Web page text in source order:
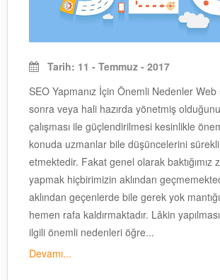
Tarih: 11 - Temmuz - 2017
SEO Yapmanız İçin Önemli Nedenler
sonra veya hali hazırda yönetmiş
çalışması ile güçlendirilmesi kesinlikle
konuda uzmanlar bile düşüncelerini
etmektedir. Fakat genel olarak baktığımız
yapmak hiçbirimizin aklından
aklından geçenlerde bile gerek yok
hemen rafa kaldırmaktadır. Lâkin
ilgili önemli nedenleri öğre...
Devamı...